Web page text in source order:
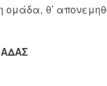
ομάδα, θ’